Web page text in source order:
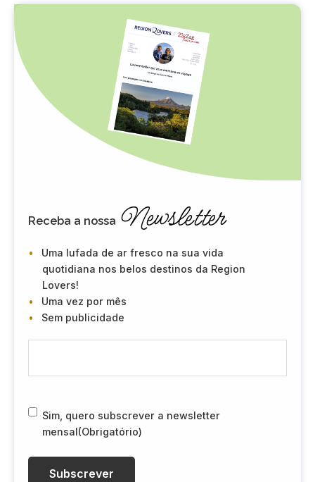
Receba a nossa Newsletter
Uma lufada de ar fresco na sua vida
quotidiana nos belos destinos da Region
Lovers!
Uma vez por mês
Sem publicidade
m
i
O
R
D
Sim, quero subscrever a newsletter
mensal(Obrigatório)